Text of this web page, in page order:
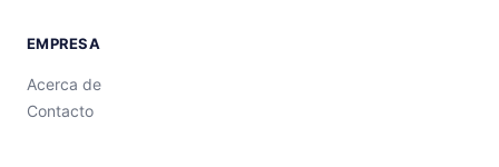
EMPRESA
Acerca de
Contacto